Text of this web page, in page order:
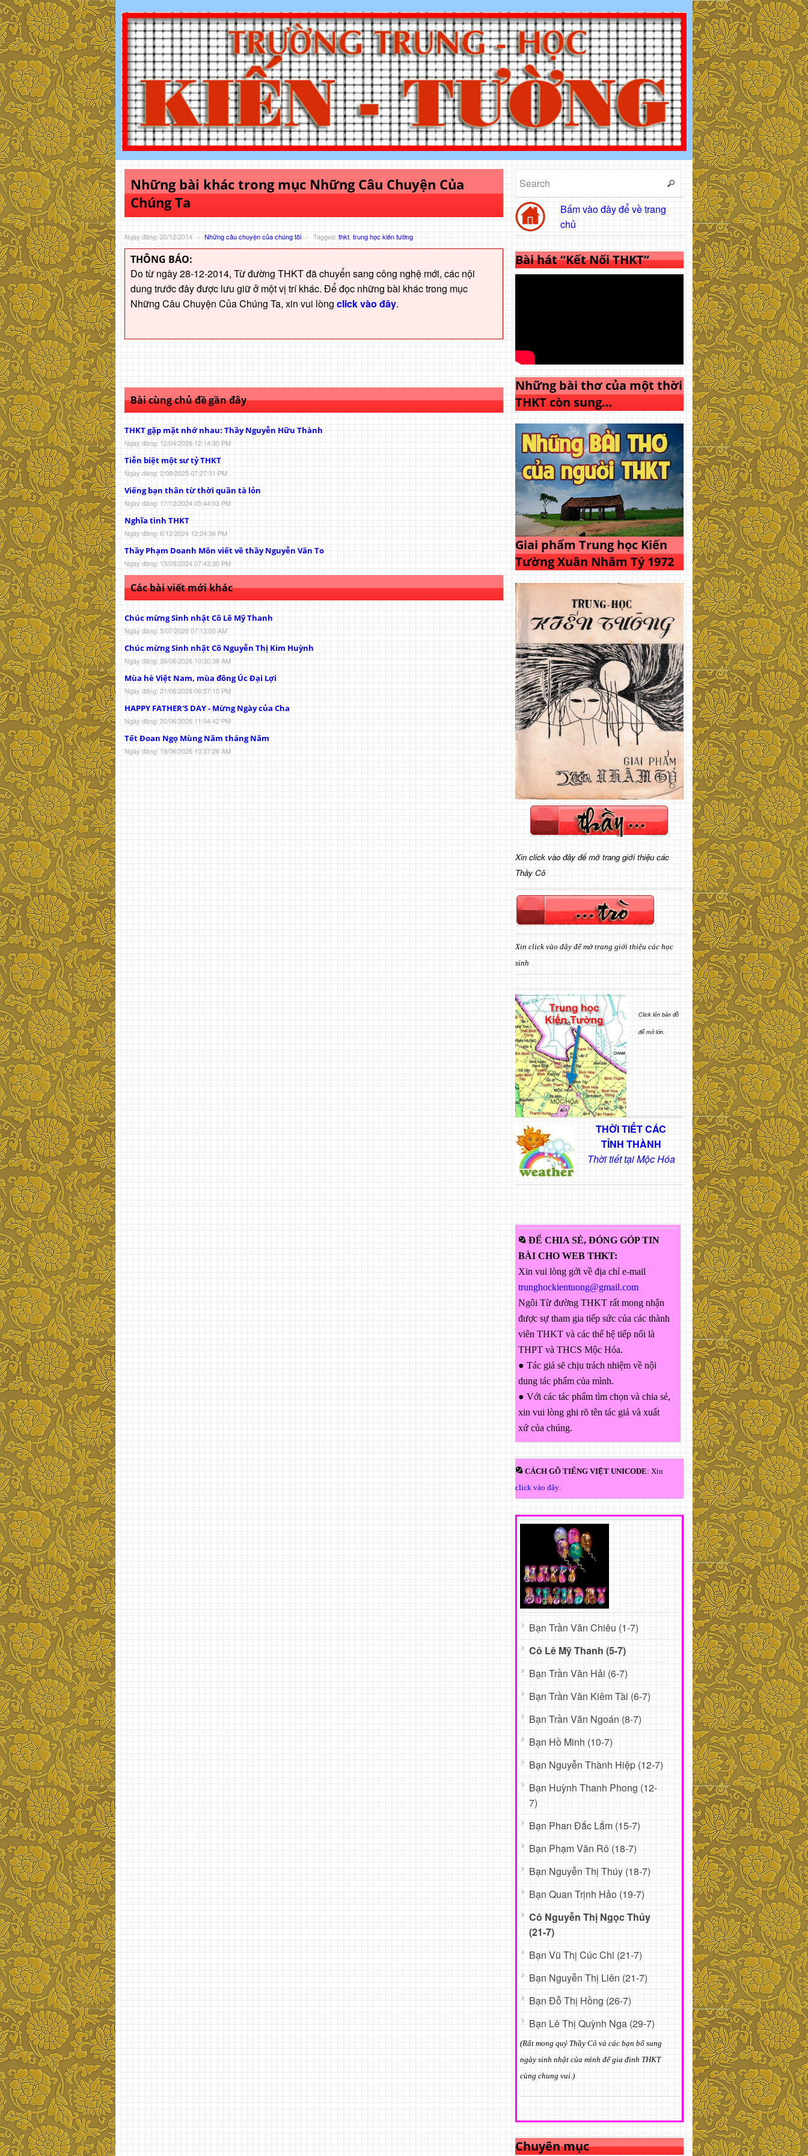
Những bài khác trong mục Những Câu Chuyện Của
Chúng Ta
Ngày đăng: 20/12/2014 - Những câu chuyện của chúng tôi - Tagged: thkt trung học kiến tường
THÔNG BÁO:
Do từ ngày 28-12-2014, Từ đường THKT đã chuyển sang công nghệ mới, các nội
dung trước đây được lưu giữ ở một vị trí khác. Để đọc những bài khác trong mục
Những Câu Chuyện Của Chúng Ta, xin vui lòng click vào đây.
Bài cùng chủ đề gần đây
THKT gặp mặt nhớ nhau: Thầy Nguyễn Hữu Thành
Ngày đăng: 12/04/2026 12:14:30 PM
Tiễn biệt một sư tỷ THKT
Ngày đăng: 2/08/2025 07:27:31 PM
Viếng bạn thân từ thời quần tà lỏn
Ngày đăng: 17/12/2024 05:44:03 PM
Nghĩa tình THKT
Ngày đăng: 6/12/2024 12:24:36 PM
Thầy Phạm Doanh Môn viết về thầy Nguyễn Văn To
Ngày đăng: 15/09/2024 07:43:30 PM
Các bài viết mới khác
Chúc mừng Sinh nhật Cô Lê Mỹ Thanh
Ngày đăng: 5/07/2026 07:13:00 AM
Chúc mừng Sinh nhật Cô Nguyễn Thị Kim Huỳnh
Ngày đăng: 26/06/2026 10:30:38 AM
Mùa hè Việt Nam, mùa đông Úc Đại Lợi
Ngày đăng: 21/06/2026 06:57:10 PM
HAPPY FATHER'S DAY - Mừng Ngày của Cha
Ngày đăng: 20/06/2026 11:04:42 PM
Tết Đoan Ngọ Mùng Năm tháng Năm
Ngày đăng: 19/06/2026 10:37:26 AM
Bấm vào đây để về trang
chủ
Bài hát “Kết Nối THKT”
Những bài thơ của một thời
THKT còn sung…
Giai phẩm Trung học Kiến
Tường Xuân Nhâm Tý 1972
Xin click vào đây để mở trang giới thiệu các
Thầy Cô
Xin click vào đây để mở trang giới thiệu các học
sinh
Click lên bản đồ
để mở lớn.
THỜI TIẾT CÁC
TỈNH THÀNH
Thời tiết tại Mộc Hóa
ĐỂ CHIA SẺ, ĐÓNG GÓP TIN
BÀI CHO WEB THKT:
Xin vui lòng gởi về địa chỉ e-mail
trunghockientuong@gmail.com
Ngôi Từ đường THKT rất mong nhận
được sự tham gia tiếp sức của các thành
viên THKT và các thế hệ tiếp nối là
THPT và THCS Mộc Hóa.
● Tác giả sẽ chịu trách nhiệm về nội
dung tác phẩm của mình.
● Với các tác phẩm tìm chọn và chia sẻ,
xin vui lòng ghi rõ tên tác giả và xuất
xứ của chúng.
CÁCH GÕ TIẾNG VIỆT UNICODE: Xin
click vào đây
Bạn Trần Văn Chiêu (1-7)
Cô Lê Mỹ Thanh (5-7)
Bạn Trần Văn Hải (6-7)
Bạn Trần Văn Kiêm Tài (6-7)
Bạn Trần Văn Ngoán (8-7)
Bạn Hồ Minh (10-7)
Bạn Nguyễn Thành Hiệp (12-7)
Bạn Huỳnh Thanh Phong (12-
7)
Bạn Phan Đắc Lắm (15-7)
Bạn Phạm Văn Rô (18-7)
Bạn Nguyễn Thị Thúy (18-7)
Bạn Quan Trịnh Hảo (19-7)
Cô Nguyễn Thị Ngọc Thủy
(21-7)
Bạn Vũ Thị Cúc Chi (21-7)
Bạn Nguyễn Thị Liên (21-7)
Bạn Đỗ Thị Hồng (26-7)
Bạn Lê Thị Quỳnh Nga (29-7)
(Rất mong quý Thầy Cô và các bạn bổ sung
ngày sinh nhật của mình để gia đình THKT
cùng chung vui.)
Chuyên mục